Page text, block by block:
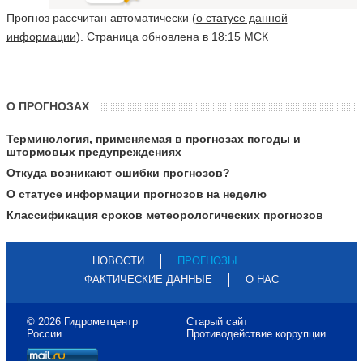
Прогноз рассчитан автоматически (о статусе данной
информации). Страница обновлена в 18:15 МСК
О ПРОГНОЗАХ
Терминология, применяемая в прогнозах погоды и
штормовых предупреждениях
Откуда возникают ошибки прогнозов?
О статусе информации прогнозов на неделю
Классификация сроков метеорологических прогнозов
НОВОСТИ
ПРОГНОЗЫ
ФАКТИЧЕСКИЕ ДАННЫЕ
О НАС
© 2026 Гидрометцентр
России
Старый сайт
Противодействие коррупции